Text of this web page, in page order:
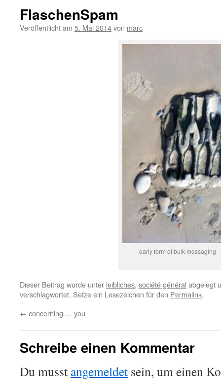
FlaschenSpam
Veröffentlicht am 5. Mai 2014von marc
early form of bulk messaging
Dieser Beitrag wurde unter leibliches, société général abgelegt
verschlagwortet. Setze ein Lesezeichen für den Permalink.
← concerning … you
Schreibe einen Kommentar
Du musst angemeldet sein, um einen